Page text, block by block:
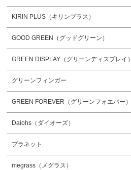
KIRIN PLUS（キリンプラス）
GOOD GREEN（グッドグリーン）
GREEN DISPLAY（グリーンディスプレイ）
グリーンフィンガー
GREEN FOREVER（グリーンフォエバー）
Daiohs（ダイオーズ）
プラネット
megrass（メグラス）